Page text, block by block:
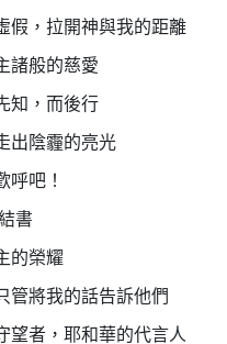
假，拉開神與我的距離
諸般的慈愛
知，而後行
出陰霾的亮光
呼吧！
書
的榮耀
管將我的話告訴他們
望者，耶和華的代言人